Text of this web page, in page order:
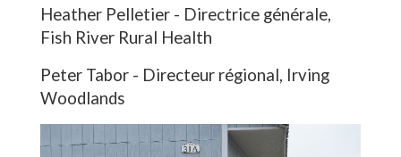
Heather Pelletier - Directrice générale,
Fish River Rural Health
Peter Tabor - Directeur régional, Irving
Woodlands